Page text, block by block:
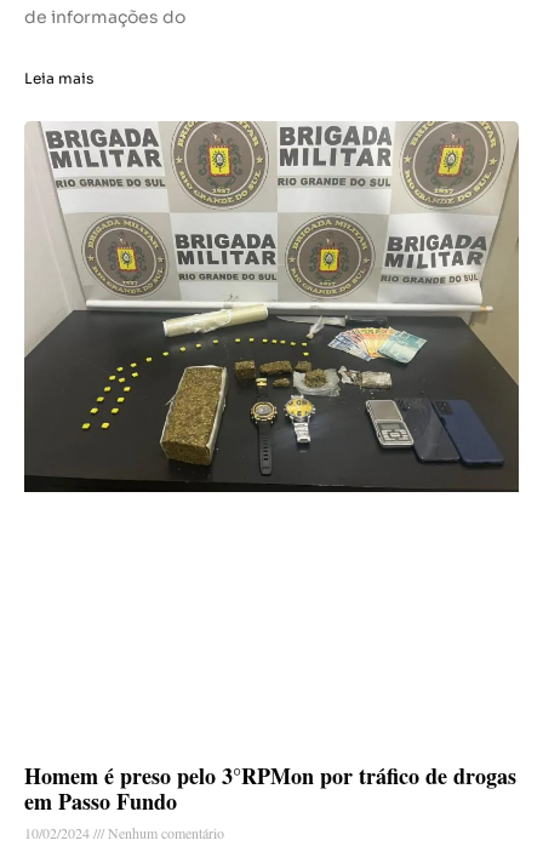
de informações do
Leia mais
Homem é preso pelo 3°RPMon por tráfico de drogas
em Passo Fundo
10/02/2024 Nenhum comentário